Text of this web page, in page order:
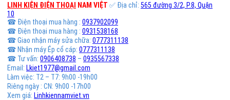
LINH KIỆN ĐIỆN THOẠI NAM VIỆT ✅ Địa chỉ: 565 đường 3/2, P.8, Quận
10
☎ Điện thoại mua hàng : 0937902099
☎ Điện thoại mua hàng : 0931538168
☎ Giao nhận máy sửa chữa: 0777311138
☎ Nhận máy Ép cổ cáp: 0777311138
☎ Tư vấn: 0906408738 – 0935567338
Email: Lkiet1977@gmail.com
Làm việc: T2 – T7: 9h00 -19h00
Riêng ngày : CN: 9h00 -17h00
Xem giá: Linhkiennamviet.vn